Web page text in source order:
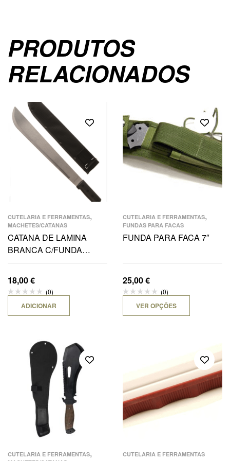
PRODUTOS
RELACIONADOS
CUTELARIA E FERRAMENTAS,
MACHETES/CATANAS
CATANA DE LAMINA
BRANCA C/FUNDA
PRETA NYLON 58CM
18,00€
(0)
ADICIONAR
CUTELARIA E FERRAMENTAS,
FUNDAS PARA FACAS
FUNDA PARA FACA 7″
25,00€
(0)
VER OPÇÕES
CUTELARIA E FERRAMENTAS, CUTELARIA E FERRAMENTAS